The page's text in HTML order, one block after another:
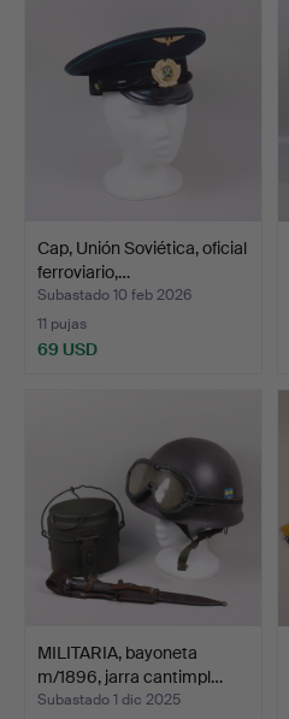
Cap, Unión Soviética, oficial
ferroviario,…
Subastado 10 feb 2026
11 pujas
69 USD
MILITARIA, bayoneta
m/1896, jarra cantimpl…
Subastado 1 dic 2025